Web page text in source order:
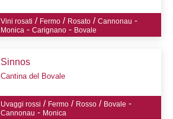
Vini rosati / Fermo / Rosato /Cannonau -
Monica -Carignano - Bovale
Sinnos
Cantina del Bovale
Uvaggi rossi / Fermo / Rosso / Bovale -
Cannonau - Monica